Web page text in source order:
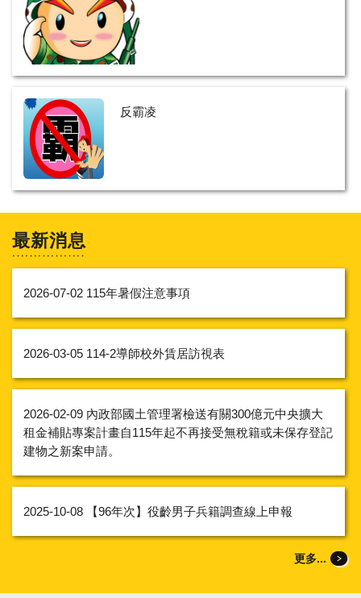
反霸凌
最新消息
2026-07-02 115年暑假注意事項
2026-03-05 114-2導師校外賃居訪視表
2026-02-09 內政部國土管理署檢送有關300億元中央擴大
租金補貼專案計畫自115年起不再接受無稅籍或未保存登記
建物之新案申請。
2025-10-08 【96年次】役齡男子兵籍調查線上申報
更多...